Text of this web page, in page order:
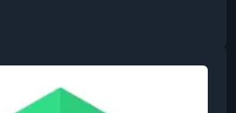
включая социальные
программы.